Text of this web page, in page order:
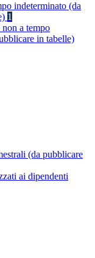
indeterminato (da
1
a tempo
in tabelle)
(da pubblicare
ai dipendenti